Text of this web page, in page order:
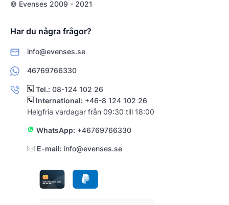
© Evenses 2009 - 2021
Har du några frågor?
info@evenses.se
46769766330
Tel.: 08-124 102 26
International: +46-8 124 102 26
Helgfria vardagar från 09:30 till 18:00
WhatsApp: +46769766330
E-mail: info@evenses.se